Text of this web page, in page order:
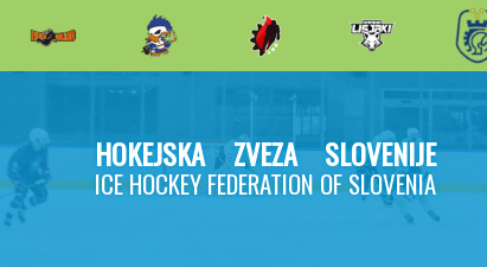
HOKEJSKA ZVEZA SLOVENIJE
ICE HOCKEY FEDERATION OF SLOVENIA